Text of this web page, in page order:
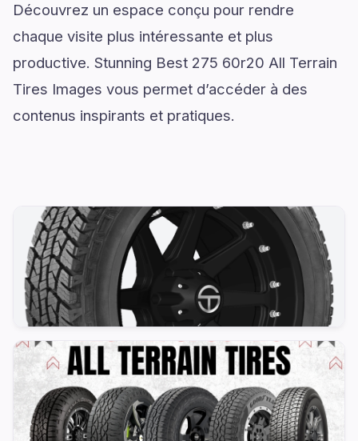
Découvrez un espace conçu pour rendre
chaque visite plus intéressante et plus
productive. Stunning Best 275 60r20 All Terrain
Tires Images vous permet d’accéder à des
contenus inspirants et pratiques.